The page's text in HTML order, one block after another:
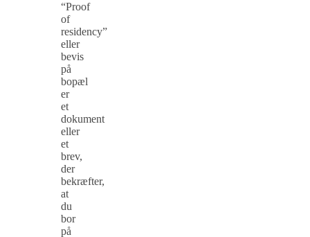
“Proof
of
residency”
eller
bevis
på
bopæl
er
et
dokument
eller
et
brev,
der
bekræfter,
at
du
bor
på